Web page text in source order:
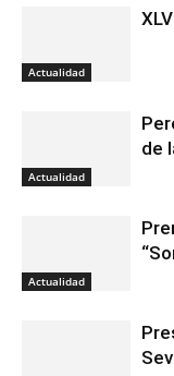
Actualidad
Actualidad
de
Actualidad